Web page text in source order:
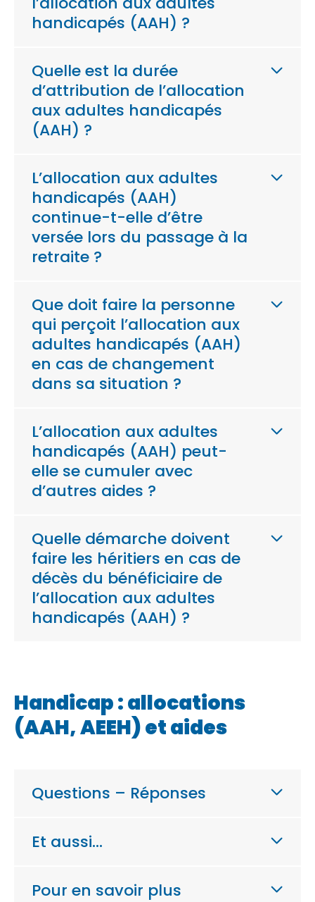
handicapés (AAH) ?
Quelle est la durée
d’attribution de l’allocation
aux adultes handicapés
(AAH) ?
L’allocation aux adultes
handicapés (AAH)
continue-t-elle d’être
versée lors du passage à la
retraite ?
Que doit faire la personne
qui perçoit l’allocation aux
adultes handicapés (AAH)
en cas de changement
dans sa situation ?
L’allocation aux adultes
handicapés (AAH) peut-
elle se cumuler avec
d’autres aides ?
Quelle démarche doivent
faire les héritiers en cas de
décès du bénéficiaire de
l’allocation aux adultes
handicapés (AAH) ?
Handicap : allocations
(AAH, AEEH) et aides
Questions – Réponses
Et aussi…
Pour en savoir plus